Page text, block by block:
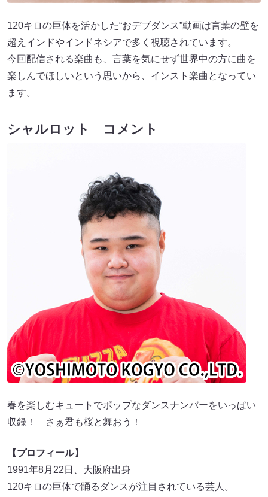
120キロの巨体を活かした“おデブダンス”動画は言葉の壁を
超えインドやインドネシアで多く視聴されています。
今回配信される楽曲も、言葉を気にせず世界中の方に曲を
楽しんでほしいという思いから、インスト楽曲となってい
ます。
シャルロット コメント
春を楽しむキュートでポップなダンスナンバーをいっぱい
収録！ さぁ君も桜と舞おう！
【プロフィール】
1991年8月22日、大阪府出身
120キロの巨体で踊るダンスが注目されている芸人。